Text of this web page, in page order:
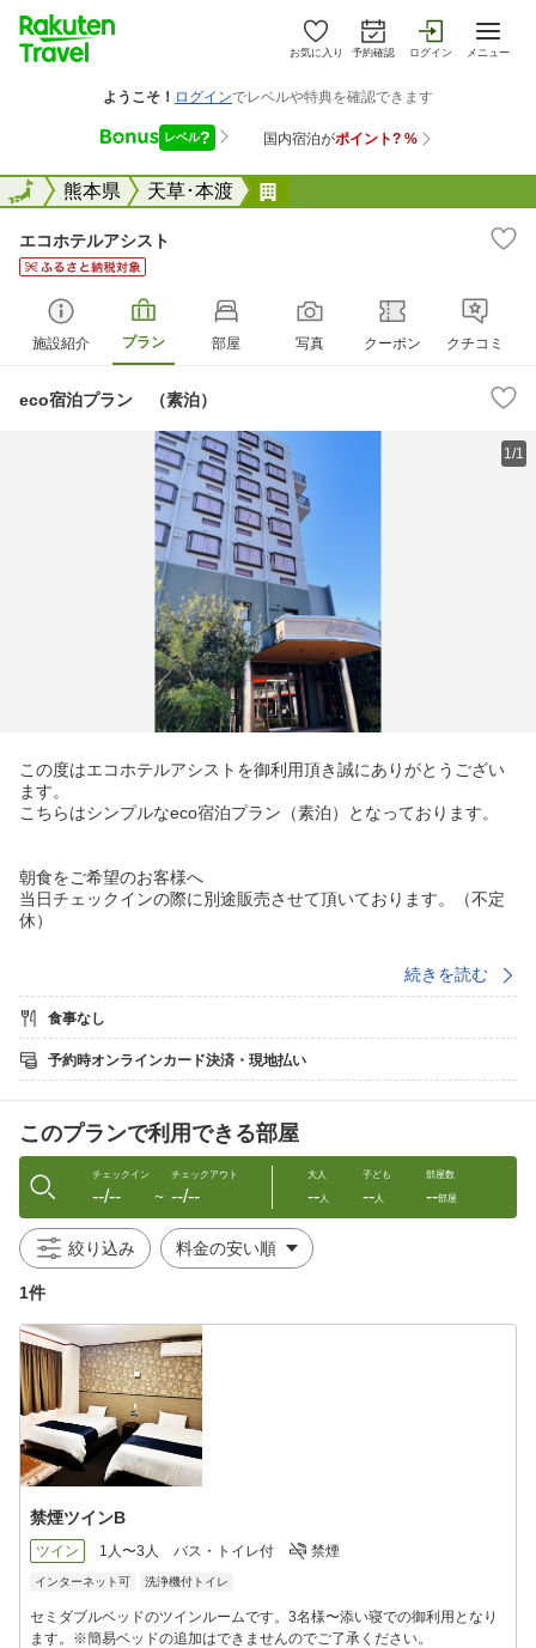
お気に入り 予約確認 ログイン メニュー
全国熊本県 天草･本渡
全国
エコホテルアシスト
施設紹介 プラン 部屋 写真 クーポン クチコミ
eco宿泊プラン （素泊）
1/1
この度はエコホテルアシストを御利用頂き誠にありがとうござい
ます。
こちらはシンプルなeco宿泊プラン（素泊）となっております。
朝食をご希望のお客様へ
当日チェックインの際に別途販売させて頂いております。（不定
休）
チェックイン 16：00〜22：00（金曜・日曜・祝日21：00ま
で）
※22：00以降のチェックインご希望の場合は前日までに当ホテル
までご相談ください。
ご要望に添えない場合もございますので予めご了承ください。
※御延長のご希望の際はフロントまでお申し付け下さい（別
途料金）
屋外駐車場完備 御予約は不要です。
駐車場の白線内にご駐車のほどお願い致します。
チェックインの際には、車種・御車ナンバー等お伺い致します。
※大型車でお越しのお客様はご予約の際、備考欄にその旨記載頂
当ホテルはSDGsの「地球環境保全・環境負荷低減」に取り組んで
おります。
そのためアメニティ（歯ブラシ・カミソリ・お茶パック・ヘアブ
ラシ・ルームウェア・使い捨てスリッパ）はフロントにてお客様
の御必要な分だけお渡しさせて頂いております。
清潔なアメニティの提供と不要なゴミを増やさないよう取り組み
お申し付けください。
＜キャンセル料のご案内＞
当日午前0：00より 100％（当日不泊も含む）
続きを読む
食事なし
予約時オンラインカード決済・現地払い
このプランで利用できる部屋
チェックイン
--/-- 〜
チェックアウト
--/--
大人
--人
子ども
--人
部屋数
--部屋
絞り込み
1件
禁煙ツインB
ツイン 1人〜3人 バス・トイレ付 禁煙
インターネット可 洗浄機付トイレ
セミダブルベッドのツインルームです。3名様〜添い寝での御利用となり
ます。※簡易ベッドの追加はできませんのでご了承ください。